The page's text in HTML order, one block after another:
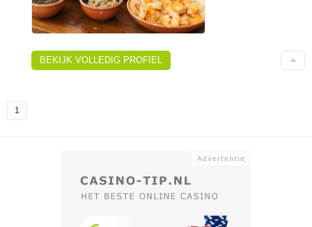
BEKIJK VOLLEDIG PROFIEL
1